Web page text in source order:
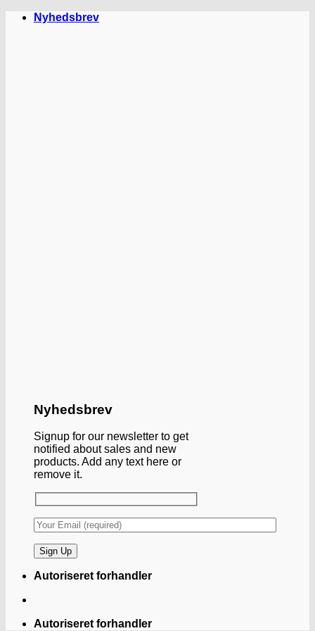
FortsætNyhedsbrev
Nyhedsbrev
Signup for our newsletter to get
notified about sales and new
products. Add any text here or
remove it.
Autoriseret forhandler
Autoriseret forhandler